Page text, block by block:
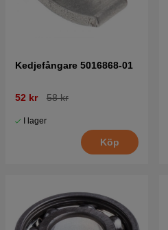
Kedjefångare 5016868-01
52 kr 58 kr
I lager
Köp